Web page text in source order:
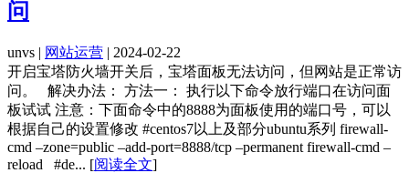
问
unvs | 网站运营 | 2024-02-22
开启宝塔防火墙开关后，宝塔面板无法访问，但网站是正常访
问。 解决办法： 方法一： 执行以下命令放行端口在访问面
板试试 注意：下面命令中的8888为面板使用的端口号，可以
根据自己的设置修改 #centos7以上及部分ubuntu系列 firewall-
cmd –zone=public –add-port=8888/tcp –permanent firewall-cmd –
reload #de... [阅读全文]